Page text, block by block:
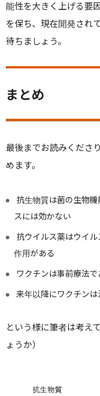
能性を大きく上げる要
を保ち、現在開発され
待ちましょう。
まとめ
最後までお読みくださ
めます。
抗生物質は菌の生物
スには効かない
抗ウイルス薬はウイ
作用がある
ワクチンは事前療法
来年以降にワクチンは
という様に筆者は考え
ょうか）